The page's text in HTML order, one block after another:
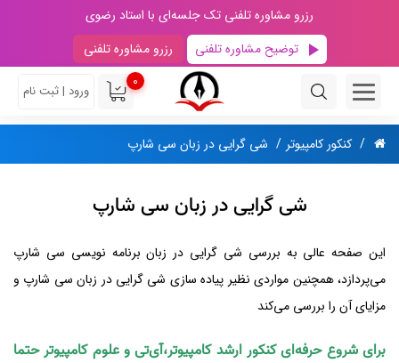
رزرو مشاوره تلفنی تک جلسه‌ای با استاد رضوی
توضیح مشاوره تلفنی
رزرو مشاوره تلفنی
0
ورود | ثبت نام
کنکور کامپیوتر شی گرایی در زبان سی شارپ
شی گرایی در زبان سی شارپ
این صفحه عالی به بررسی شی گرایی در زبان برنامه نویسی سی شارپ
می‌پردازد، همچنین مواردی نظیر پیاده سازی شی گرایی در زبان سی شارپ و
مزایای آن را بررسی می‌کند
برای شروع حرفه‌ای کنکور ارشد کامپیوتر،آی‌تی و علوم کامپیوتر حتما